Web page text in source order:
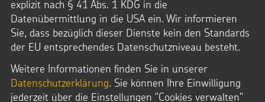
explizit nach § 41 Abs. 1 KDG in die
Datenübermittlung in die USA ein. Wir informieren
Sie, dass bezüglich dieser Dienste kein den Standards
der EU entsprechendes Datenschutzniveau besteht.
Weitere Informationen finden Sie in unserer
Datenschutzerklärung. Sie können Ihre Einwilligung
jederzeit über die Einstellungen "Cookies verwalten"